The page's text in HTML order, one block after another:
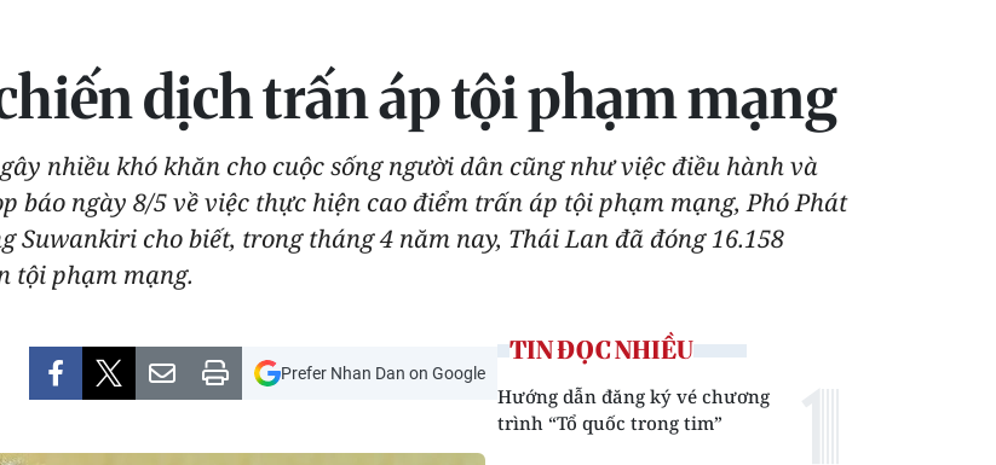
dịch trấn áp tội phạm mạng
nhiều khó khăn cho cuộc sống người dân cũng như việc điều hành và
báo ngày 8/5 về việc thực hiện cao điểm trấn áp tội phạm mạng, Phó Phát
Suwankiri cho biết, trong tháng 4 năm nay, Thái Lan đã đóng 16.158
tội phạm mạng.
Prefer Nhan Dan on Google
TIN ĐỌC NHIỀU
Hướng dẫn đăng ký vé chương
trình “Tổ quốc trong tim”